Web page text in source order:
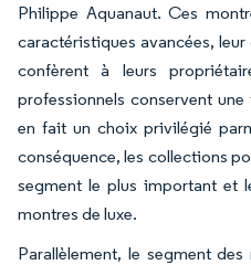
Philippe Aquanaut. Ces
caractéristiques avancées,
confèrent à leurs
professionnels conservent
en fait un choix privilégié
conséquence, les collections
segment le plus important et
montres de luxe.
Parallèlement, le segment